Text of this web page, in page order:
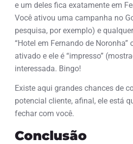
e um deles fica exatamente em
Você ativou uma campanha no
pesquisa, por exemplo) e
“Hotel em Fernando de Noronha”
ativado e ele é “impresso”
interessada. Bingo!
Existe aqui grandes chances de
potencial cliente, afinal, ele está
fechar com você.
Conclusão